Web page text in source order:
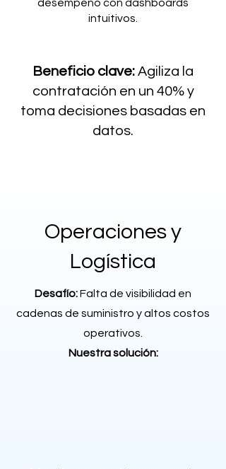
desempeño con dashboards
intuitivos.
Beneficio clave: Agiliza la
contratación en un 40% y
toma decisiones basadas en
datos.
Operaciones y
Logística
Desafío:Falta de visibilidad en
cadenas de suministro y altos costos
operativos.
Nuestra solución: